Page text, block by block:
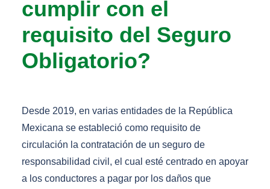
cumplir con el
requisito del Seguro
Obligatorio?
Desde 2019, en varias entidades de la República
Mexicana se estableció como requisito de
circulación la contratación de un seguro de
responsabilidad civil, el cual esté centrado en apoyar
a los conductores a pagar por los daños que